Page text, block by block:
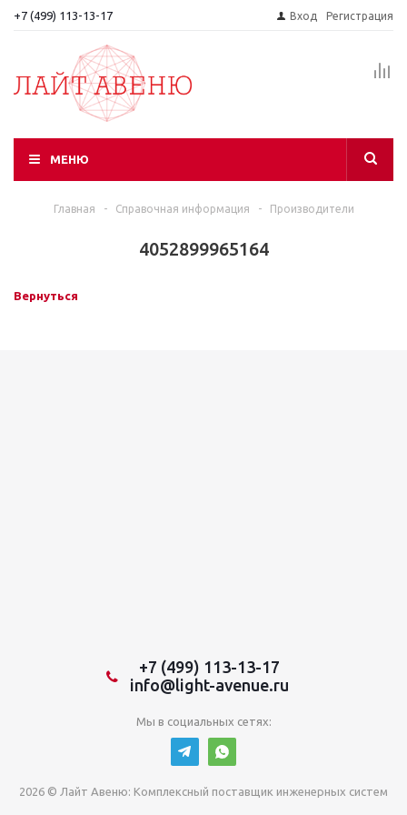
+7 (499) 113-13-17 Вход Регистрация
МЕНЮ
Главная - Справочная информация - Производители
4052899965164
Вернуться
+7 (499) 113-13-17
info@light-avenue.ru
Мы в социальных сетях:
2026 © Лайт Авеню: Комплексный поставщик инженерных систем